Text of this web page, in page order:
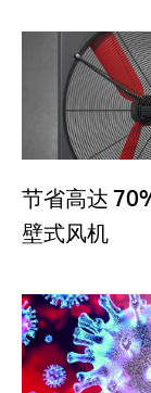
节省高达
壁式风机